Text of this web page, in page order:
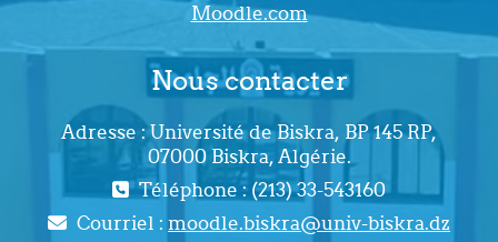
Moodle.com
Nous contacter
Adresse : Université de Biskra, BP 145 RP,
07000 Biskra, Algérie.
Téléphone : (213) 33-543160
Courriel : moodle.biskra@univ-biskra.dz